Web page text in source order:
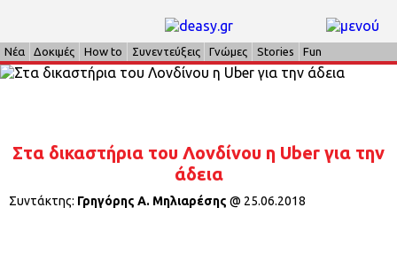
Νέα Δοκιμές How to Συνεντεύξεις Γνώμες Stories Fun
Στα δικαστήρια του Λονδίνου η Uber για την
άδεια
Συντάκτης: Γρηγόρης Α. Μηλιαρέσης @ 25.06.2018